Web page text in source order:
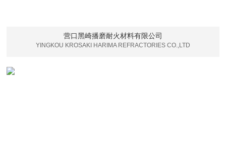
营口黑崎播磨耐火材料有限公司
YINGKOU KROSAKI HARIMA REFRACTORIES CO.,LTD